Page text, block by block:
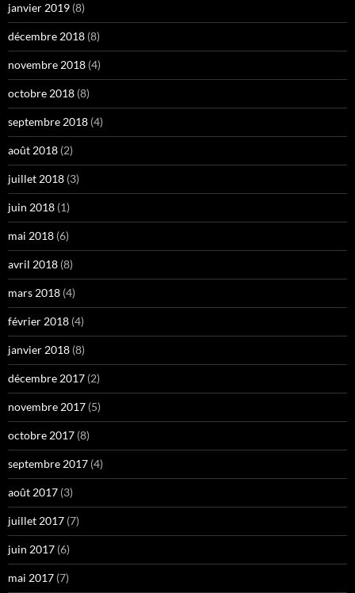
janvier 2019 (8)
décembre 2018 (8)
novembre 2018 (4)
octobre 2018 (8)
septembre 2018 (4)
août 2018 (2)
juillet 2018 (3)
juin 2018 (1)
mai 2018 (6)
avril 2018 (8)
mars 2018 (4)
février 2018 (4)
janvier 2018 (8)
décembre 2017 (2)
novembre 2017 (5)
octobre 2017 (8)
septembre 2017 (4)
août 2017 (3)
juillet 2017 (7)
juin 2017 (6)
mai 2017 (7)